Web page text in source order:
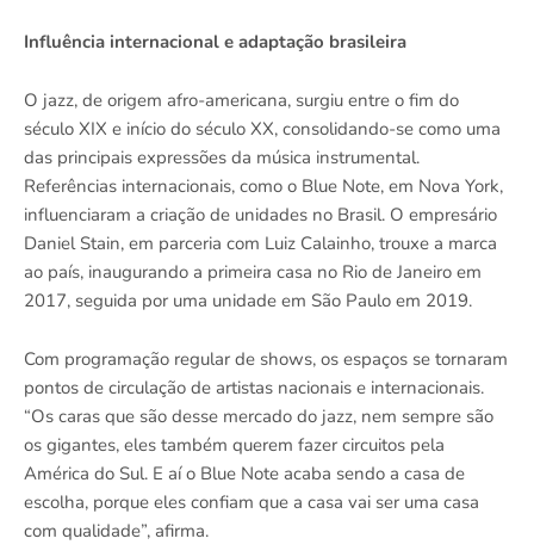
Influência internacional e adaptação brasileira
O jazz, de origem afro-americana, surgiu entre o fim do
século XIX e início do século XX, consolidando-se como uma
das principais expressões da música instrumental.
Referências internacionais, como o Blue Note, em Nova York,
influenciaram a criação de unidades no Brasil. O empresário
Daniel Stain, em parceria com Luiz Calainho, trouxe a marca
ao país, inaugurando a primeira casa no Rio de Janeiro em
2017, seguida por uma unidade em São Paulo em 2019.
Com programação regular de shows, os espaços se tornaram
pontos de circulação de artistas nacionais e internacionais.
“Os caras que são desse mercado do jazz, nem sempre são
os gigantes, eles também querem fazer circuitos pela
América do Sul. E aí o Blue Note acaba sendo a casa de
escolha, porque eles confiam que a casa vai ser uma casa
com qualidade”, afirma.